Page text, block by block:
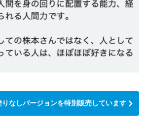
なしバージョンを特別販売しています